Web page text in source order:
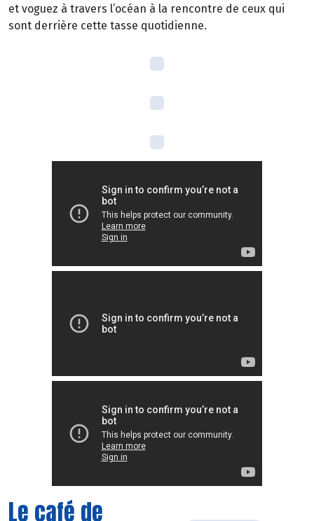
et voguez à travers l’océan à la rencontre de ceux qui
sont derrière cette tasse quotidienne.
Le café de